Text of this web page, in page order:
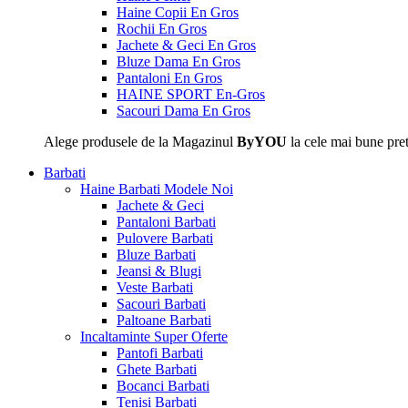
Haine Copii En Gros
Rochii En Gros
Jachete & Geci En Gros
Bluze Dama En Gros
Pantaloni En Gros
HAINE SPORT En-Gros
Sacouri Dama En Gros
Alege produsele de la Magazinul ByYOU la cele mai bune
Barbati
Haine Barbati Modele Noi
Jachete & Geci
Pantaloni Barbati
Pulovere Barbati
Bluze Barbati
Jeansi & Blugi
Veste Barbati
Sacouri Barbati
Paltoane Barbati
Incaltaminte Super Oferte
Pantofi Barbati
Ghete Barbati
Bocanci Barbati
Tenisi Barbati